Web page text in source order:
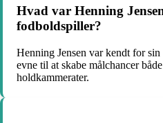
Hvad var Henning
fodboldspiller?
Henning Jensen var kendt for
evne til at skabe målchancer
holdkammerater.